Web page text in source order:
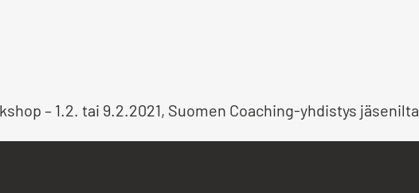
– 1.2. tai 9.2.2021, Suomen Coaching-yhdistys jäsenilta